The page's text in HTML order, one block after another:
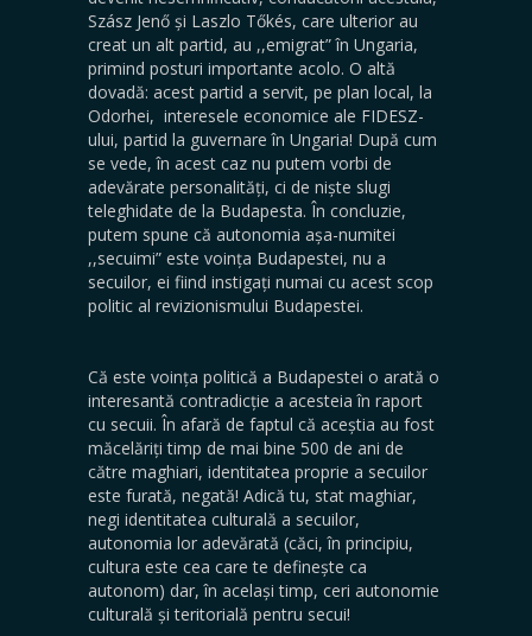
Szász Jenő și Laszlo Tőkés, care ulterior au
creat un alt partid, au ,,emigrat” în Ungaria,
primind posturi importante acolo. O altă
dovadă: acest partid a servit, pe plan local, la
Odorhei, interesele economice ale FIDESZ-
ului, partid la guvernare în Ungaria! După cum
se vede, în acest caz nu putem vorbi de
adevărate personalități, ci de niște slugi
teleghidate de la Budapesta. În concluzie,
putem spune că autonomia așa-numitei
,,secuimi” este voința Budapestei, nu a
secuilor, ei fiind instigați numai cu acest scop
politic al revizionismului Budapestei.
Că este voința politică a Budapestei o arată o
interesantă contradicție a acesteia în raport
cu secuii. În afară de faptul că aceștia au fost
măcelăriți timp de mai bine 500 de ani de
către maghiari, identitatea proprie a secuilor
este furată, negată! Adică tu, stat maghiar,
negi identitatea culturală a secuilor,
autonomia lor adevărată (căci, în principiu,
cultura este cea care te definește ca
autonom) dar, în același timp, ceri autonomie
culturală și teritorială pentru secui!